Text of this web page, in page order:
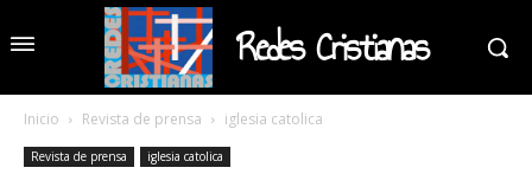
Redes Cristianas
Inicio Revista de prensa iglesia catolica
Revista de prensa iglesia catolica